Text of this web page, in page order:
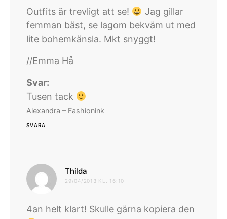
Outfits är trevligt att se!
Jag gillar
femman bäst, se lagom bekväm ut med
lite bohemkänsla. Mkt snyggt!
//Emma Hå
Svar:
Tusen tack
Alexandra – Fashionink
SVARA
Thilda
29/04/2013 KL. 16:10
4an helt klart! Skulle gärna kopiera den